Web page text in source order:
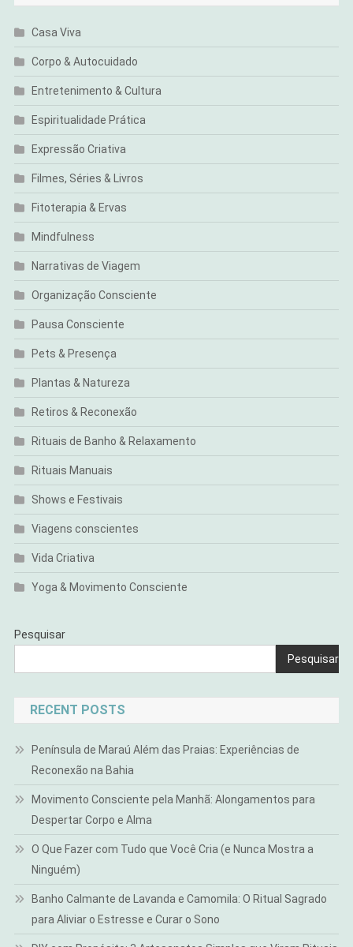
Casa Viva
Corpo & Autocuidado
Entretenimento & Cultura
Espiritualidade Prática
Expressão Criativa
Filmes, Séries & Livros
Fitoterapia & Ervas
Mindfulness
Narrativas de Viagem
Organização Consciente
Pausa Consciente
Pets & Presença
Plantas & Natureza
Retiros & Reconexão
Rituais de Banho & Relaxamento
Rituais Manuais
Shows e Festivais
Viagens conscientes
Vida Criativa
Yoga & Movimento Consciente
Pesquisar
Pesquisar
RECENT POSTS
Península de Maraú Além das Praias: Experiências de
Reconexão na Bahia
Movimento Consciente pela Manhã: Alongamentos para
Despertar Corpo e Alma
O Que Fazer com Tudo que Você Cria (e Nunca Mostra a
Ninguém)
Banho Calmante de Lavanda e Camomila: O Ritual Sagrado
para Aliviar o Estresse e Curar o Sono